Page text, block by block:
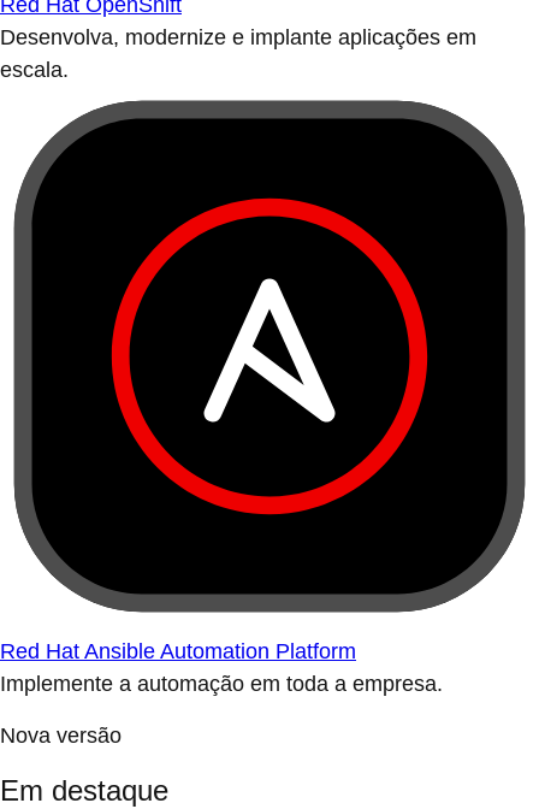
Red Hat OpenShift
Desenvolva, modernize e implante aplicações em
escala.
Red Hat Ansible Automation Platform
Implemente a automação em toda a empresa.
Nova versão
Em destaque